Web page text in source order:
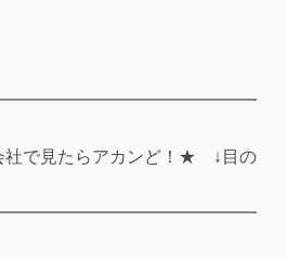
見たらアカンど！★ ↓目の